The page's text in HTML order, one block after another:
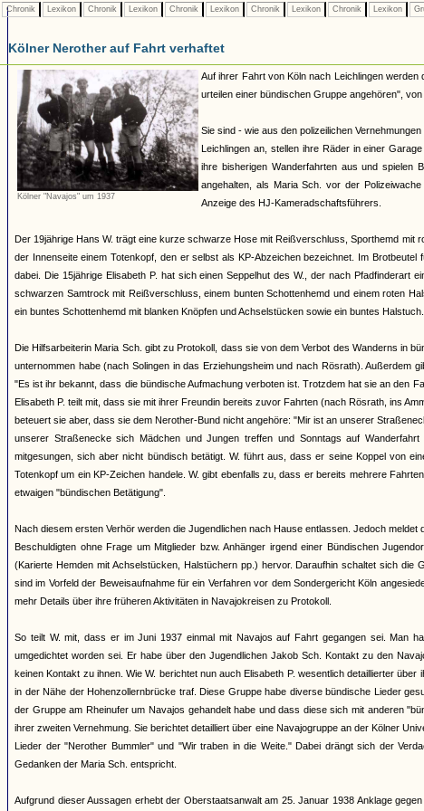
Chronik Lexikon Chronik Lexikon Chronik Lexikon Chronik Lexikon Chronik Lexikon
Kölner Nerother auf Fahrt verhaftet
Kölner "Navajos" um 1937
Auf ihrer Fahrt von Köln nach Leichlingen werden
urteilen einer bündischen Gruppe angehören",
Sie sind - wie aus den polizeilichen
Leichlingen an, stellen ihre Räder in einer
ihre bisherigen Wanderfahrten aus und spielen
angehalten, als Maria Sch. vor der
Anzeige des HJ-Kameradschaftsführers.
Der 19jährige Hans W. trägt eine kurze schwarze Hose mit Reißverschluss, Sporthemd
der Innenseite einem Totenkopf, den er selbst als KP-Abzeichen bezeichnet. Im
dabei. Die 15jährige Elisabeth P. hat sich einen Seppelhut des W., der nach
schwarzen Samtrock mit Reißverschluss, einem bunten Schottenhemd und einem roten
ein buntes Schottenhemd mit blanken Knöpfen und Achselstücken sowie ein buntes Halstuch.
Die Hilfsarbeiterin Maria Sch. gibt zu Protokoll, dass sie von dem Verbot des Wanderns in
unternommen habe (nach Solingen in das Erziehungsheim und nach Rösrath). Außerdem
"Es ist ihr bekannt, dass die bündische Aufmachung verboten ist. Trotzdem hat sie an den
Elisabeth P. teilt mit, dass sie mit ihrer Freundin bereits zuvor Fahrten (nach Rösrath, ins
beteuert sie aber, dass sie dem Nerother-Bund nicht angehöre: "Mir ist an unserer
unserer Straßenecke sich Mädchen und Jungen treffen und Sonntags auf
mitgesungen, sich aber nicht bündisch betätigt. W. führt aus, dass er seine Koppel von
Totenkopf um ein KP-Zeichen handele. W. gibt ebenfalls zu, dass er bereits mehrere
etwaigen "bündischen Betätigung".
Nach diesem ersten Verhör werden die Jugendlichen nach Hause entlassen. Jedoch
Beschuldigten ohne Frage um Mitglieder bzw. Anhänger irgend einer Bündischen
(Karierte Hemden mit Achselstücken, Halstüchern pp.) hervor. Daraufhin schaltet sich
sind im Vorfeld der Beweisaufnahme für ein Verfahren vor dem Sondergericht Köln
mehr Details über ihre früheren Aktivitäten in Navajokreisen zu Protokoll.
So teilt W. mit, dass er im Juni 1937 einmal mit Navajos auf Fahrt gegangen sei. Man
umgedichtet worden sei. Er habe über den Jugendlichen Jakob Sch. Kontakt zu den
keinen Kontakt zu ihnen. Wie W. berichtet nun auch Elisabeth P. wesentlich detaillierter
in der Nähe der Hohenzollernbrücke traf. Diese Gruppe habe diverse bündische Lieder
der Gruppe am Rheinufer um Navajos gehandelt habe und dass diese sich mit anderen
ihrer zweiten Vernehmung. Sie berichtet detailliert über eine Navajogruppe an der Kölner
Lieder der "Nerother Bummler" und "Wir traben in die Weite." Dabei drängt sich der
Gedanken der Maria Sch. entspricht.
Aufgrund dieser Aussagen erhebt der Oberstaatsanwalt am 25. Januar 1938 Anklage